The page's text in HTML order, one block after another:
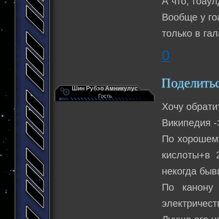
Вообще у
только в
0
Шин Рубэо Амникулус
Гость
Хочу
Википедия
По
кислоты+в
некогда
По